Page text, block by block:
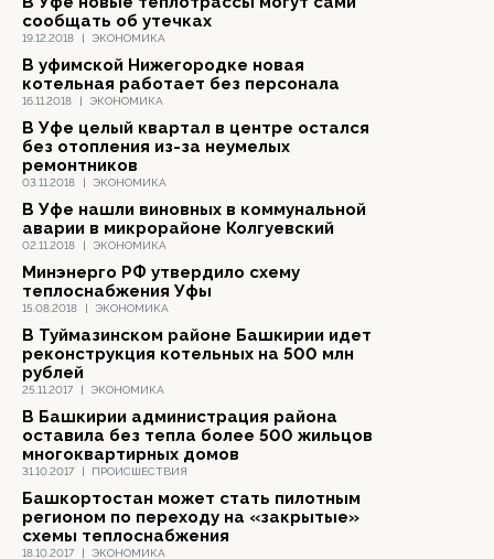
19.12.2018 | ЭКОНОМИКА
сообщать об утечках
16.11.2018 | ЭКОНОМИКА
В уфимской Нижегородке новая
котельная работает без персонала
03.11.2018 | ЭКОНОМИКА
В Уфе целый квартал в центре остался
без отопления из-за неумелых
ремонтников
02.11.2018 | ЭКОНОМИКА
В Уфе нашли виновных в коммунальной
аварии в микрорайоне Колгуевский
15.08.2018 | ЭКОНОМИКА
Минэнерго РФ утвердило схему
теплоснабжения Уфы
25.11.2017 | ЭКОНОМИКА
В Туймазинском районе Башкирии идет
реконструкция котельных на 500 млн
рублей
31.10.2017 | ПРОИСШЕСТВИЯ
В Башкирии администрация района
оставила без тепла более 500 жильцов
многоквартирных домов
18.10.2017 | ЭКОНОМИКА
Башкортостан может стать пилотным
регионом по переходу на «закрытые»
схемы теплоснабжения